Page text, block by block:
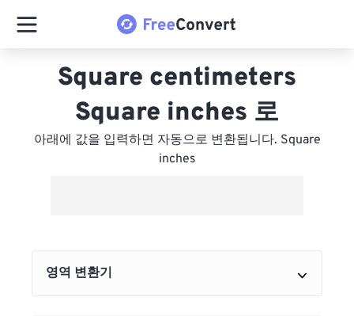
Square centimeters
Square inches 로
아래에 값을 입력하면 자동으로 변환됩니다. Square
inches